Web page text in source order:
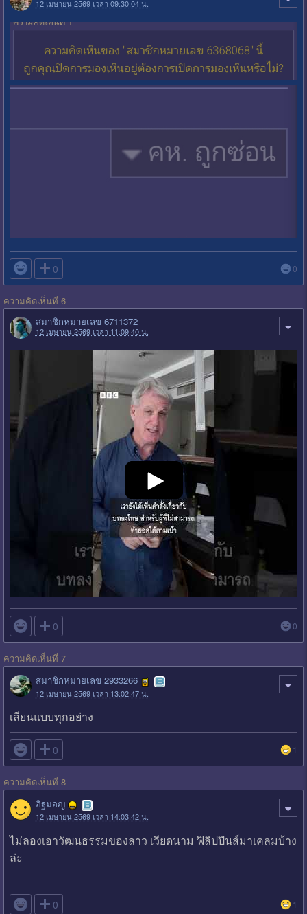
12 เมษายน 2569 เวลา 09:30:04 น.
 0 0
ความคิดเห็นที่ 6
สมาชิกหมายเลข 6711372
12 เมษายน 2569 เวลา 11:09:40 น.
 0 0
ความคิดเห็นที่ 7
สมาชิกหมายเลข 2933266
12 เมษายน 2569 เวลา 13:02:47 น.
เลียนแบบทุกอย่าง
 0 1
ความคิดเห็นที่ 8
อิฐมอญ
12 เมษายน 2569 เวลา 14:03:42 น.
ไม่ลองเอาวัฒนธรรมของลาว เวียดนาม ฟิลิปปินส์มาเคลมบ้าง
ล่ะ
 0 1